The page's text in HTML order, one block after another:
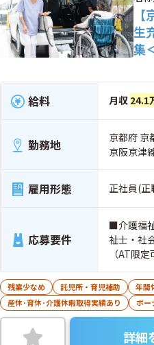
生
集
給料 月収 24.1
勤務地
京都府 京
京阪京津
雇用形態 正社員(正
応募要件
■介護福
祉士・社
（AT限
残業少なめ 託児所・育児補助 年間
産休･育休･介護休暇取得実績あり
ボー
詳細